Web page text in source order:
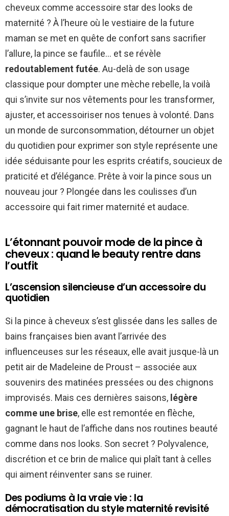
cheveux comme accessoire star des looks de
maternité ? À l’heure où le vestiaire de la future
maman se met en quête de confort sans sacrifier
l’allure, la pince se faufile… et se révèle
redoutablement futée. Au-delà de son usage
classique pour dompter une mèche rebelle, la voilà
qui s’invite sur nos vêtements pour les transformer,
ajuster, et accessoiriser nos tenues à volonté. Dans
un monde de surconsommation, détourner un objet
du quotidien pour exprimer son style représente une
idée séduisante pour les esprits créatifs, soucieux de
praticité et d’élégance. Prête à voir la pince sous un
nouveau jour ? Plongée dans les coulisses d’un
accessoire qui fait rimer maternité et audace.
L’étonnant pouvoir mode de la pince à
cheveux : quand le beauty rentre dans
l’outfit
L’ascension silencieuse d’un accessoire du
quotidien
Si la pince à cheveux s’est glissée dans les salles de
bains françaises bien avant l’arrivée des
influenceuses sur les réseaux, elle avait jusque-là un
petit air de Madeleine de Proust – associée aux
souvenirs des matinées pressées ou des chignons
improvisés. Mais ces dernières saisons, légère
comme une brise, elle est remontée en flèche,
gagnant le haut de l’affiche dans nos routines beauté
comme dans nos looks. Son secret ? Polyvalence,
discrétion et ce brin de malice qui plaît tant à celles
qui aiment réinventer sans se ruiner.
Des podiums à la vraie vie : la
démocratisation du style maternité revisité